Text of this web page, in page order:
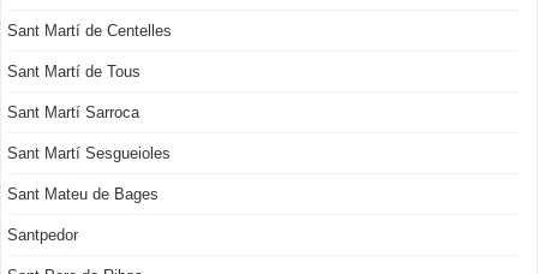
Sant Martí de Centelles
Sant Martí de Tous
Sant Martí Sarroca
Sant Martí Sesgueioles
Sant Mateu de Bages
Santpedor